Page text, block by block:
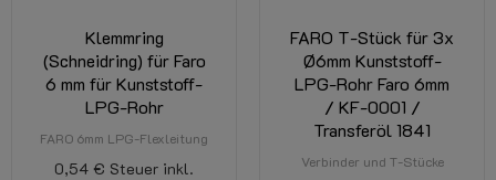
Klemmring
(Schneidring) für Faro
6 mm für Kunststoff-
LPG-Rohr
FARO 6mm LPG-Flexleitung
0,54 € Steuer inkl.
FARO T-Stück für 3x
Ø6mm Kunststoff-
LPG-Rohr Faro 6mm
/ KF-0001 /
Transferöl 1841
Verbinder und T-Stücke